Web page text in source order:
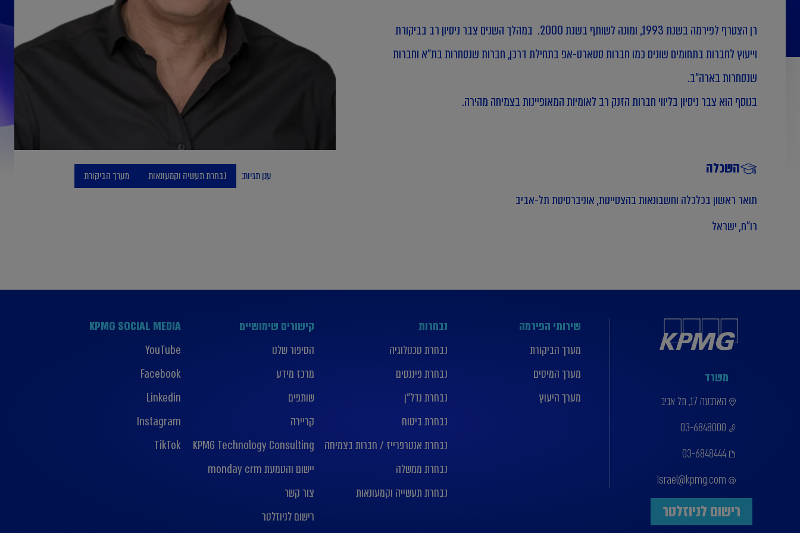
רן הצטרף לפירמה בשנת 1993, ומונה לשותף בשנת 2000. במהלך השנים צבר ניסיון רב בביקורת
וייעוץ לחברות בתחומים שונים כמו חברות סטארט-אפ בתחילת דרכן, חברות שנסחרות בת"א וחברות
שנסחרות בארה"ב.
בנוסף הוא צבר ניסיון בליווי חברות הזנק רב לאומיות המאופיינות בצמיחה מהירה.
השכלה
תואר ראשון בכלכלה וחשבונאות בהצטיינות, אוניברסיטת תל-אביב
רו"ח, ישראל
ענן תגיות: נבחרת תעשיה וקמעונאות מערך הביקורת
משרד
הארבעה 17, תל אביב
03-6848000
03-6848444
Israel@kpmg.com
רישום לניוזלטר
שירותי הפירמה
מערך הביקורת
מערך המיסים
מערך היעוץ
נבחרות
נבחרת טכנולוגיה
נבחרת פיננסים
נבחרת נדל”ן
נבחרת ביטוח
נבחרת אנטרפרייז / חברות בצמיחה
נבחרת ממשלה
נבחרת תעשייה וקמעונאות
קישורים שימושיים
הסיפור שלנו
מרכז מידע
שותפים
קריירה
KPMG Technology Consulting
יישום והטמעת monday crm
צור קשר
רישום לניוזלטר
KPMG SOCIAL MEDIA
YouTube
Facebook
Linkedin
Instagram
TikTok